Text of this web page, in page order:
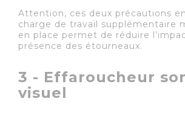
Attention, ces deux précautions
charge de travail supplémentaire
en place permet de réduire
présence des étourneaux.
3 - Effaroucheur
visuel